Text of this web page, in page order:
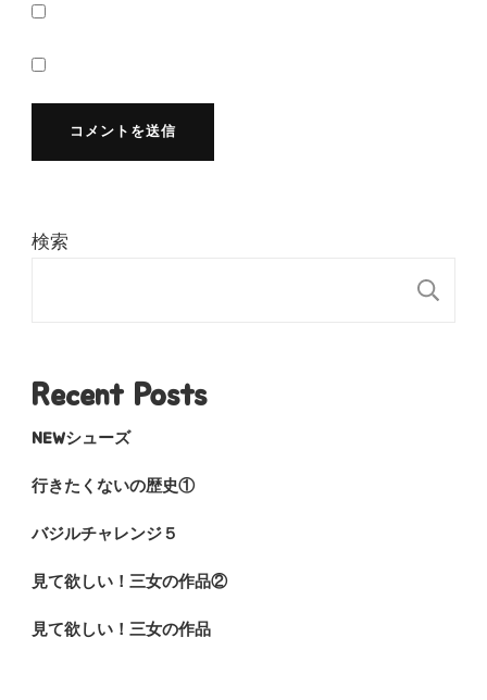
検索
Recent Posts
NEWシューズ
行きたくないの歴史①
バジルチャレンジ５
見て欲しい！三女の作品②
見て欲しい！三女の作品